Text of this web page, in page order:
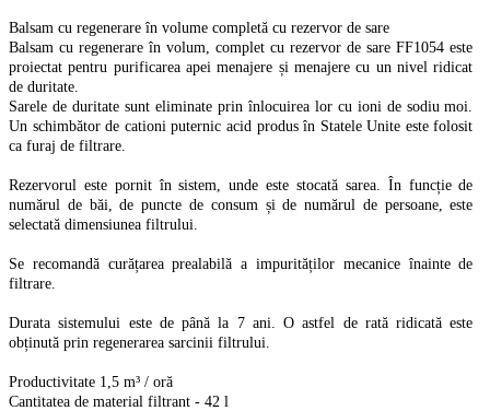
Balsam cu regenerare în volume completă cu rezervor de sare
Balsam cu regenerare în volum, complet cu rezervor de sare FF1054 este
proiectat pentru purificarea apei menajere și menajere cu un nivel ridicat
de duritate.
Sarele de duritate sunt eliminate prin înlocuirea lor cu ioni de sodiu moi.
Un schimbător de cationi puternic acid produs în Statele Unite este folosit
ca furaj de filtrare.
Rezervorul este pornit în sistem, unde este stocată sarea. În funcție de
numărul de băi, de puncte de consum și de numărul de persoane, este
selectată dimensiunea filtrului.
Se recomandă curățarea prealabilă a impurităților mecanice înainte de
filtrare.
Durata sistemului este de până la 7 ani. O astfel de rată ridicată este
obținută prin regenerarea sarcinii filtrului.
Productivitate 1,5 m³ / oră
Cantitatea de material filtrant - 42 l